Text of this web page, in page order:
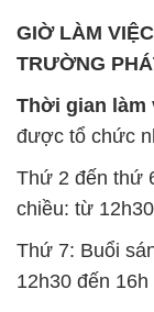
Chủ nhật: Nghỉ
Chúng tôi rất
thủ giờ làm
nhất của nhân
TRƯỜNG